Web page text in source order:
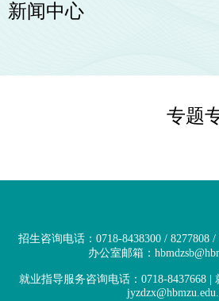
新闻中心
专题
招生咨询电话：0718-8438300 / 8277808 /
办公室邮箱：
就业指导服务咨询电话：0718-8437668 |